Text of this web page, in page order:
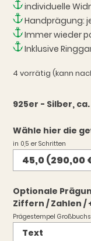
individuelle
Handprägung:
Immer wieder
Inklusive
4 vorrätig (kann
925er - Silber,
Wähle hier die
in 0,5 er Schritten
Optionale
Ziffern / Zahlen /
Prägestempel